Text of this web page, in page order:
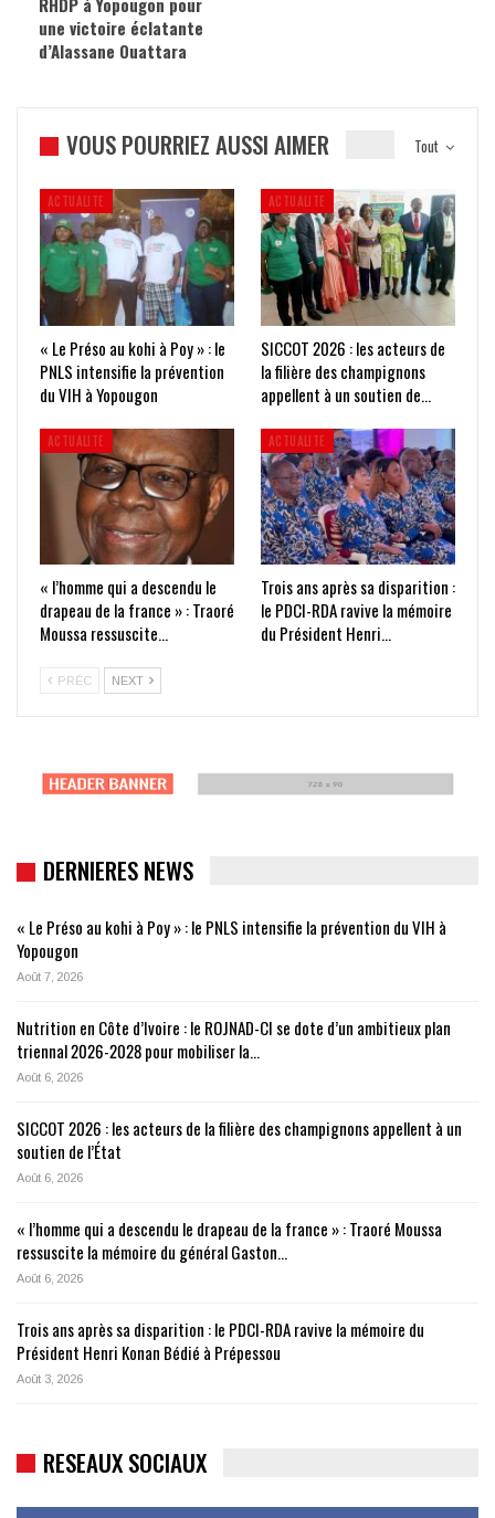
une victoire éclatante
d’Alassane Ouattara
Tout
VOUS POURRIEZ AUSSI AIMER
ACTUALITE
« Le Préso au kohi à Poy » : le
PNLS intensifie la prévention
du VIH à Yopougon
ACTUALITE
SICCOT 2026 : les acteurs de
la filière des champignons
appellent à un soutien de…
ACTUALITE
« l’homme qui a descendu le
drapeau de la france » : Traoré
Moussa ressuscite…
ACTUALITE
Trois ans après sa disparition :
le PDCI-RDA ravive la mémoire
du Président Henri…
PRÉC NEXT
DERNIERES NEWS
« Le Préso au kohi à Poy » : le PNLS intensifie la prévention du VIH à
Yopougon
Août 7, 2026
Nutrition en Côte d’Ivoire : le ROJNAD-CI se dote d’un ambitieux plan
triennal 2026-2028 pour mobiliser la…
Août 6, 2026
SICCOT 2026 : les acteurs de la filière des champignons appellent à un
soutien de l’État
Août 6, 2026
« l’homme qui a descendu le drapeau de la france » : Traoré Moussa
ressuscite la mémoire du général Gaston…
Août 6, 2026
Trois ans après sa disparition : le PDCI-RDA ravive la mémoire du
Président Henri Konan Bédié à Prépessou
Août 3, 2026
RESEAUX SOCIAUX